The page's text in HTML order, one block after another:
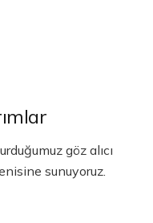
göz alıcı
sunuyoruz.